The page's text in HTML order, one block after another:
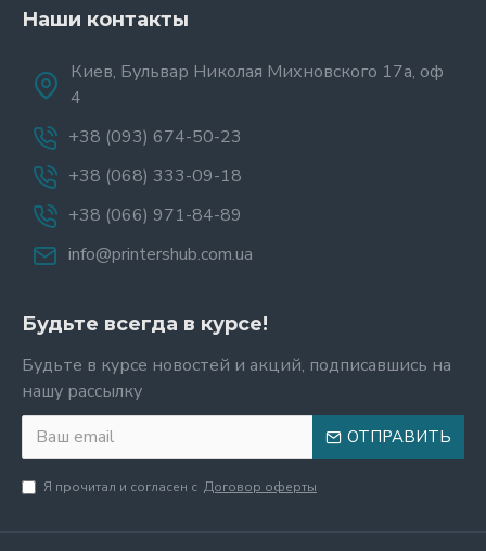
Наши контакты
Киев, Бульвар Николая Михновского 17а, оф
4
+38 (093) 674-50-23
+38 (068) 333-09-18
+38 (066) 971-84-89
info@printershub.com.ua
Будьте всегда в курсе!
Будьте в курсе новостей и акций, подписавшись на
нашу рассылку
ОТПРАВИТЬ
Я прочитал и согласен с Договор оферты